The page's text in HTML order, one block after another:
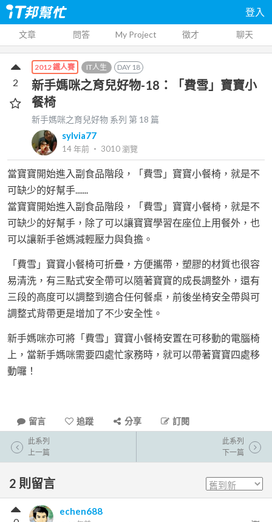
登入
文章 問答 My Project 徵才 聊天
2012 鐵人賽 IT人生 DAY 18
新手媽咪之育兒好物-18：「費雪」寶寶小
餐椅
新手媽咪之育兒好物 系列 第 18 篇
sylvia77
14 年前 ‧ 3010瀏覽
2
當寶寶開始進入副食品階段，「費雪」寶寶小餐椅，就是不
可缺少的好幫手.......
當寶寶開始進入副食品階段，「費雪」寶寶小餐椅，就是不
可缺少的好幫手，除了可以讓寶寶學習在座位上用餐外，也
可以讓新手爸媽減輕壓力與負擔。
「費雪」寶寶小餐椅可折疊，方便攜帶，塑膠的材質也很容
易清洗，有三點式安全帶可以隨著寶寶的成長調整外，還有
三段的高度可以調整到適合任何餐桌，前後坐椅安全帶與可
調整式背帶更是增加了不少安全性。
新手媽咪亦可將「費雪」寶寶小餐椅安置在可移動的電腦椅
上，當新手媽咪需要四處忙家務時，就可以帶著寶寶四處移
動囉！
留言 追蹤 分享 訂閱
此系列
上一篇
此系列
下一篇
2 則留言
echen688